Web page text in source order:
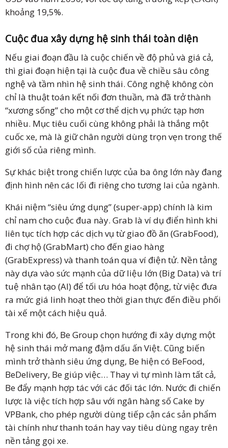
khoảng 19,5%.
Cuộc đua xây dựng hệ sinh thái toàn diện
Nếu giai đoạn đầu là cuộc chiến về độ phủ và giá cả,
thì giai đoạn hiện tại là cuộc đua về chiều sâu công
nghệ và tầm nhìn hệ sinh thái. Công nghệ không còn
chỉ là thuật toán kết nối đơn thuần, mà đã trở thành
“xương sống” cho một cơ thể dịch vụ phức tạp hơn
nhiều. Mục tiêu cuối cùng không phải là thắng một
cuốc xe, mà là giữ chân người dùng trọn vẹn trong thế
giới số của riêng mình.
Sự khác biệt trong chiến lược của ba ông lớn này đang
định hình nên các lối đi riêng cho tương lai của ngành.
Khái niệm “siêu ứng dụng” (super-app) chính là kim
chỉ nam cho cuộc đua này. Grab là ví dụ điển hình khi
liên tục tích hợp các dịch vụ từ giao đồ ăn (GrabFood),
đi chợ hộ (GrabMart) cho đến giao hàng
(GrabExpress) và thanh toán qua ví điện tử. Nền tảng
này dựa vào sức mạnh của dữ liệu lớn (Big Data) và trí
tuệ nhân tạo (AI) để tối ưu hóa hoạt động, từ việc đưa
ra mức giá linh hoạt theo thời gian thực đến điều phối
tài xế một cách hiệu quả.
Trong khi đó, Be Group chọn hướng đi xây dựng một
hệ sinh thái mở mang đậm dấu ấn Việt. Cũng biến
mình trở thành siêu ứng dụng, Be hiện có BeFood,
BeDelivery, Be giúp việc… Thay vì tự mình làm tất cả,
Be đẩy mạnh hợp tác với các đối tác lớn. Nước đi chiến
lược là việc tích hợp sâu với ngân hàng số Cake by
VPBank, cho phép người dùng tiếp cận các sản phẩm
tài chính như thanh toán hay vay tiêu dùng ngay trên
nền tảng gọi xe.